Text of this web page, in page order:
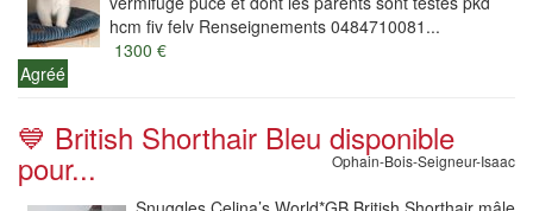
hcm fiv felv Renseignements 0484710081...
1300 €
Agréé
💙 British Shorthair Bleu disponible
pour... Ophain-Bois-Seigneur-Isaac